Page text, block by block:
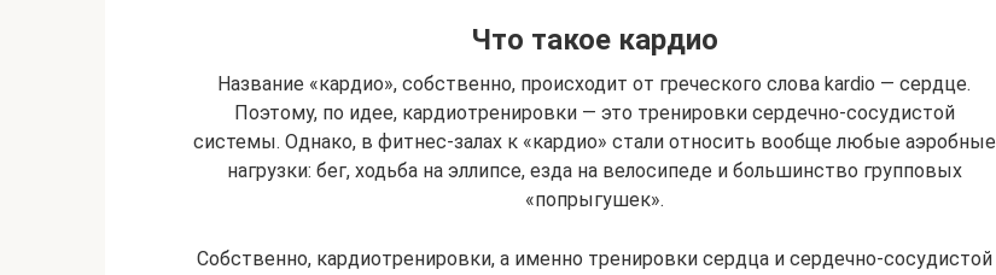
Что такое кардио
Название «кардио», собственно, происходит от греческого слова kardio — сердце.
Поэтому, по идее, кардиотренировки — это тренировки сердечно-сосудистой
системы. Однако, в фитнес-залах к «кардио» стали относить вообще любые аэробные
нагрузки: бег, ходьба на эллипсе, езда на велосипеде и большинство групповых
«попрыгушек».
Собственно, кардиотренировки, а именно тренировки сердца и сердечно-сосудистой